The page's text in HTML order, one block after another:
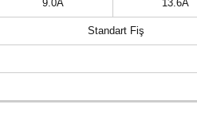
9.0A 13.6A
Standart Fiş